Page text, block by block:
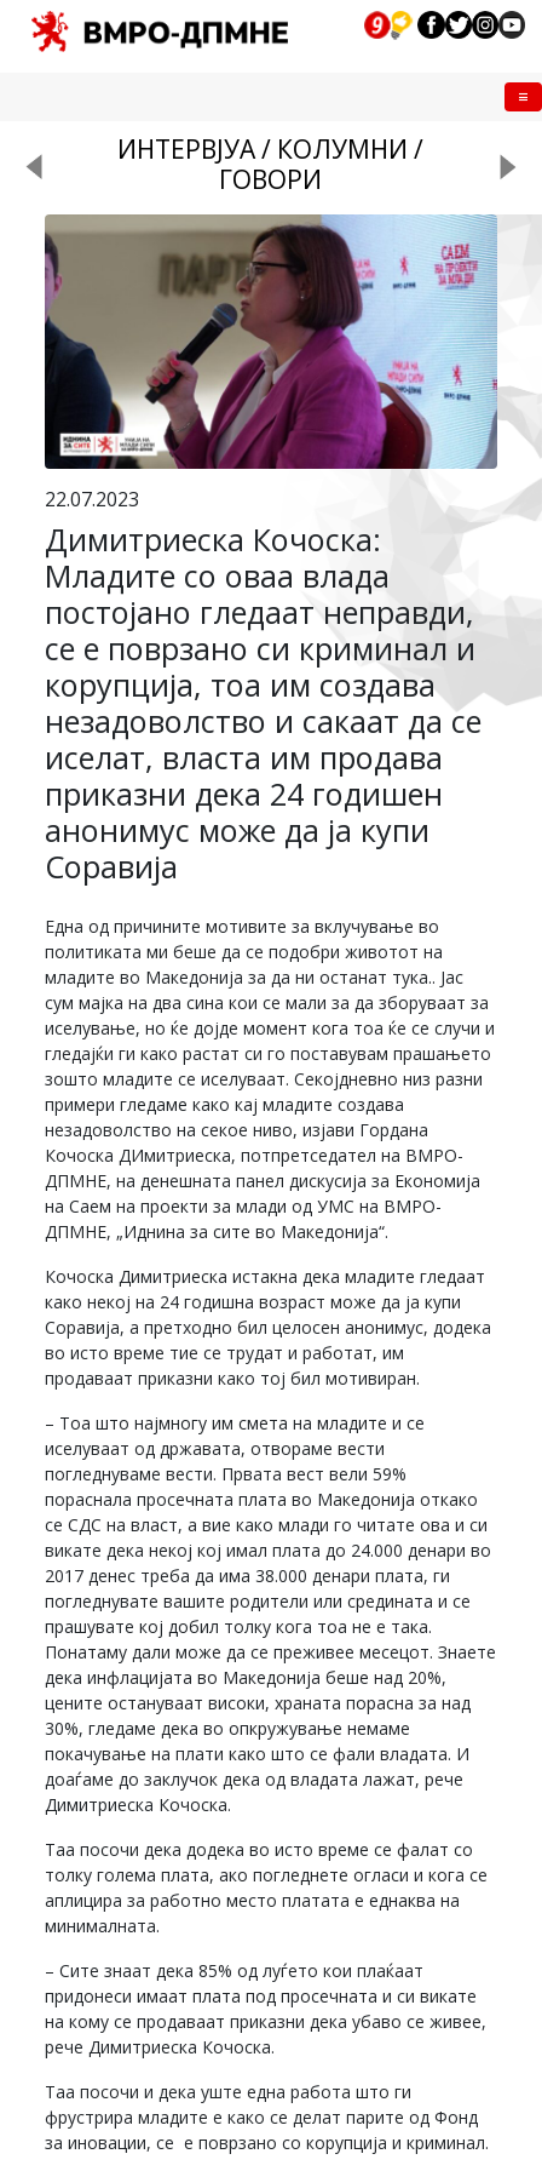
ИНТЕРВЈУА / КОЛУМНИ /
ГОВОРИ
22.07.2023
Димитриеска Кочоска:
Младите со оваа влада
постојано гледаат неправди,
се е поврзано си криминал и
корупција, тоа им создава
незадоволство и сакаат да се
иселат, власта им продава
приказни дека 24 годишен
анонимус може да ја купи
Соравија
Една од причините мотивите за вклучување во
политиката ми беше да се подобри животот на
младите во Македонија за да ни останат тука.. Јас
сум мајка на два сина кои се мали за да зборуваат за
иселување, но ќе дојде момент кога тоа ќе се случи и
гледајќи ги како растат си го поставувам прашањето
зошто младите се иселуваат. Секојдневно низ разни
примери гледаме како кај младите создава
незадоволство на секое ниво, изјави Гордана
Кочоска ДИмитриеска, потпретседател на ВМРО-
ДПМНЕ, на денешната панел дискусија за Економија
на Саем на проекти за млади од УМС на ВМРО-
ДПМНЕ, „Иднина за сите во Македонија“.
Кочоска Димитриеска истакна дека младите гледаат
како некој на 24 годишна возраст може да ја купи
Соравија, а претходно бил целосен анонимус, додека
во исто време тие се трудат и работат, им
продаваат приказни како тој бил мотивиран.
– Тоа што најмногу им смета на младите и се
иселуваат од државата, отвораме вести
погледнуваме вести. Првата вест вели 59%
пораснала просечната плата во Македонија откако
се СДС на власт, а вие како млади го читате ова и си
викате дека некој кој имал плата до 24.000 денари во
2017 денес треба да има 38.000 денари плата, ги
погледнувате вашите родители или средината и се
прашувате кој добил толку кога тоа не е така.
Понатаму дали може да се преживее месецот. Знаете
дека инфлацијата во Македонија беше над 20%,
цените остануваат високи, храната порасна за над
30%, гледаме дека во опкружување немаме
покачување на плати како што се фали владата. И
доаѓаме до заклучок дека од владата лажат, рече
Димитриеска Кочоска.
Таа посочи дека додека во исто време се фалат со
толку голема плата, ако погледнете огласи и кога се
аплицира за работно место платата е еднаква на
минималната.
– Сите знаат дека 85% од луѓето кои плаќаат
придонеси имаат плата под просечната и си викате
на кому се продаваат приказни дека убаво се живее,
рече Димитриеска Кочоска.
Таа посочи и дека уште една работа што ги
фрустрира младите е како се делат парите од Фонд
за иновации, се е поврзано со корупција и криминал.